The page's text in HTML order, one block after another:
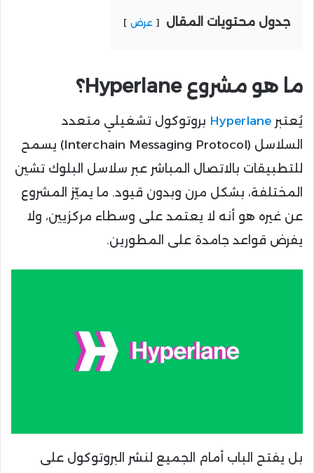
جدول محتويات المقال عرض
ما هو مشروع Hyperlane؟
يُعتبر Hyperlane بروتوكول تشغيلي متعدد
السلاسل (Interchain Messaging Protocol) يسمح
للتطبيقات بالاتصال المباشر عبر سلاسل البلوك تشين
المختلفة، بشكل مرن وبدون قيود. ما يميّز المشروع
عن غيره هو أنه لا يعتمد على وسطاء مركزيين، ولا
يفرض قواعد جامدة على المطورين.
بل يفتح الباب أمام الجميع لنشر البروتوكول على